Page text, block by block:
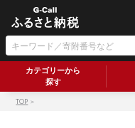
カテゴリーから
探す
TOP ＞